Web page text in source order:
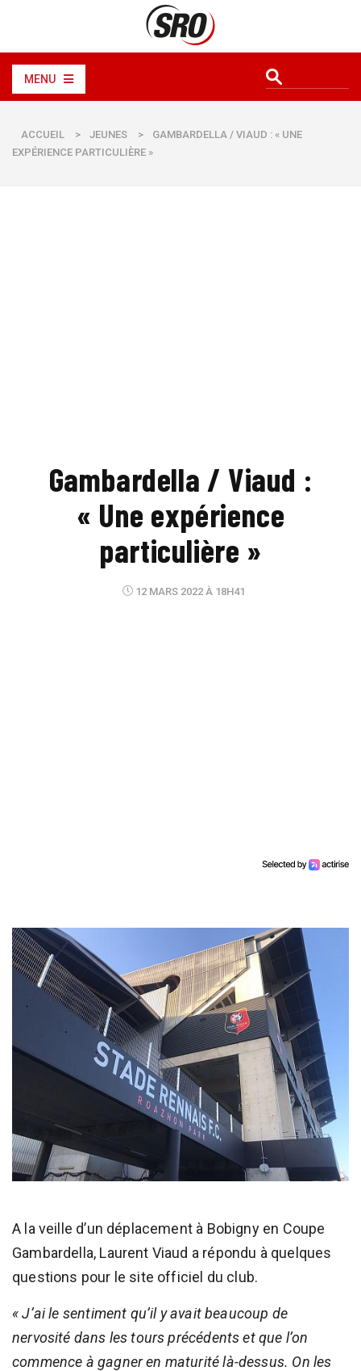
MENU
ACCUEIL > JEUNES >
GAMBARDELLA / VIAUD : « UNE
EXPÉRIENCE PARTICULIÈRE »
Gambardella / Viaud :
« Une expérience
particulière »
12 MARS 2022 À 18H41
A la veille d’un déplacement à Bobigny en Coupe
Gambardella, Laurent Viaud a répondu à quelques
questions pour le site officiel du club.
« J’ai le sentiment qu’il y avait beaucoup de
nervosité dans les tours précédents et que l’on
commence à gagner en maturité là-dessus. On les